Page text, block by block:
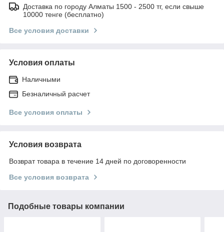
Доставка по городу Алматы 1500 - 2500 тг, если свыше
10000 тенге (бесплатно)
Все условия доставки
Условия оплаты
Наличными
Безналичный расчет
Все условия оплаты
Условия возврата
Возврат товара в течение 14 дней по договоренности
Все условия возврата
Подобные товары компании